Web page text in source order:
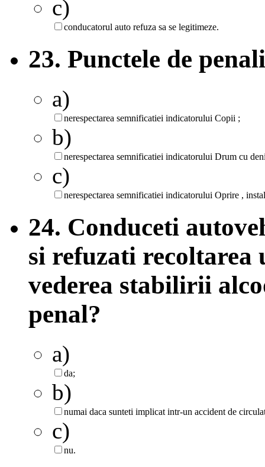
c)
conducatorul auto refuza sa se legitimeze.
23. Punctele de
a)
nerespectarea semnificatiei indicatorului Copii ;
b)
nerespectarea semnificatiei indicatorului Drum cu
c)
nerespectarea semnificatiei indicatorului Oprire ,
24. Conduceti
si refuzati recoltarea
vederea stabilirii
penal?
a)
da;
b)
numai daca sunteti implicat intr-un accident de
c)
nu.